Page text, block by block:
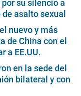
su silencio a
asalto sexual
nuevo y más
de China con el
a EE.UU.
en la sede del
bilateral y con